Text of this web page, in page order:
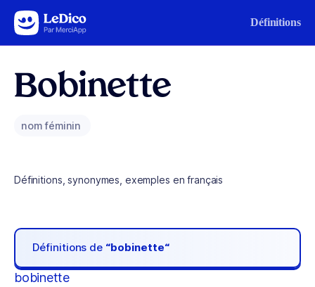
Aller au contenu Définitions
Bobinette
nom féminin
Définitions, synonymes, exemples en français
Définitions de “bobinette“
bobinette